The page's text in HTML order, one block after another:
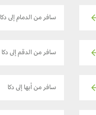
سافر من الدمام إلى دكا
سافر من الدقم إلى دكا
سافر من أبها إلى دكا